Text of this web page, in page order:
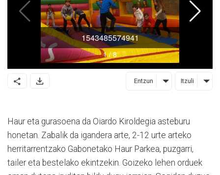
Entzun Itzuli
Haur eta gurasoena da Oiardo Kiroldegia asteburu
honetan. Zabalik da igandera arte, 2-12 urte arteko
herritarrentzako Gabonetako Haur Parkea, puzgarri,
tailer eta bestelako ekintzekin. Goizeko lehen orduek